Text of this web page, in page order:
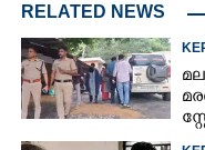
RELATED NEWS